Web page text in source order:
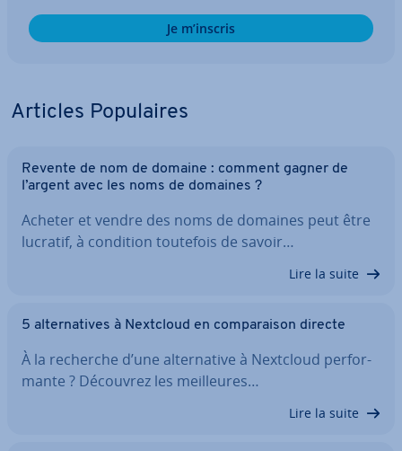
Je m’inscris
Articles Po­pu­laires
Revente de nom de domaine : comment gagner de
l’argent avec les noms de domaines ?
Acheter et vendre des noms de domaines peut être
lucratif, à condition toutefois de savoir…
Lire la suite
5 al­ter­na­tives à Nextcloud en com­pa­rai­son directe
À la recherche d’une al­ter­na­tive à Nextcloud per­for­
mante ? Découvrez les meil­leures…
Lire la suite